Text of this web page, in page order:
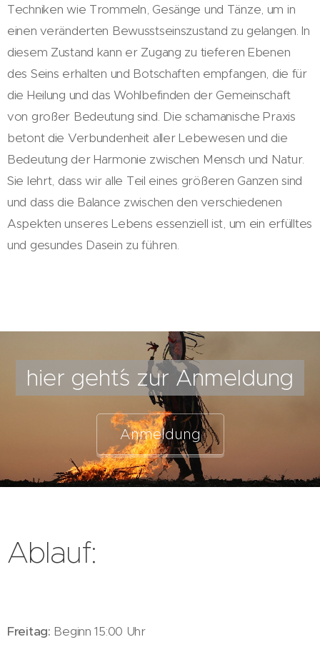
Techniken wie Trommeln, Gesänge und Tänze, um in
einen veränderten Bewusstseinszustand zu gelangen. In
diesem Zustand kann er Zugang zu tieferen Ebenen
des Seins erhalten und Botschaften empfangen, die für
die Heilung und das Wohlbefinden der Gemeinschaft
von großer Bedeutung sind. Die schamanische Praxis
betont die Verbundenheit aller Lebewesen und die
Bedeutung der Harmonie zwischen Mensch und Natur.
Sie lehrt, dass wir alle Teil eines größeren Ganzen sind
und dass die Balance zwischen den verschiedenen
Aspekten unseres Lebens essenziell ist, um ein erfülltes
und gesundes Dasein zu führen.
hier geht´s zur Anmeldung
Anmeldung
Ablauf:
Freitag: Beginn 15:00 Uhr